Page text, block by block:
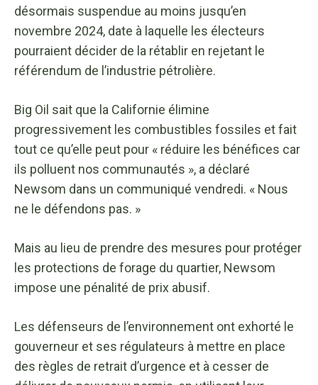
désormais suspendue au moins jusqu’en
novembre 2024, date à laquelle les électeurs
pourraient décider de la rétablir en rejetant le
référendum de l’industrie pétrolière.
Big Oil sait que la Californie élimine
progressivement les combustibles fossiles et fait
tout ce qu’elle peut pour « réduire les bénéfices car
ils polluent nos communautés », a déclaré
Newsom dans un communiqué vendredi. « Nous
ne le défendons pas. »
Mais au lieu de prendre des mesures pour protéger
les protections de forage du quartier, Newsom
impose une pénalité de prix abusif.
Les défenseurs de l’environnement ont exhorté le
gouverneur et ses régulateurs à mettre en place
des règles de retrait d’urgence et à cesser de